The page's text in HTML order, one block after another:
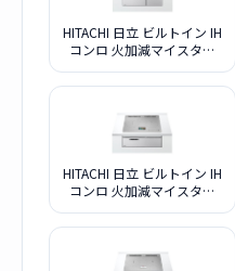
HITACHI 日立 ビルトイン IH
コンロ 火加減マイスター
シルバー
HITACHI 日立 ビルトイン IH
コンロ 火加減マイスター
シルバー